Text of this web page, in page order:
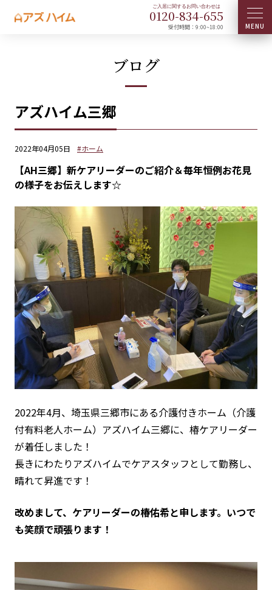
0120-834-655
受付時間：9:00~18:00
ブログ
アズハイム三郷
2022年04月05日 #ホーム
【AH三郷】新ケアリーダーのご紹介＆毎年恒例お花見
の様子をお伝えします☆
2022年4月、埼玉県三郷市にある介護付きホーム（介護
付有料老人ホーム）アズハイム三郷に、椿ケアリーダー
が着任しました！
長きにわたりアズハイムでケアスタッフとして勤務し、
晴れて昇進です！
改めまして、ケアリーダーの椿佑希と申します。いつで
も笑顔で頑張ります！